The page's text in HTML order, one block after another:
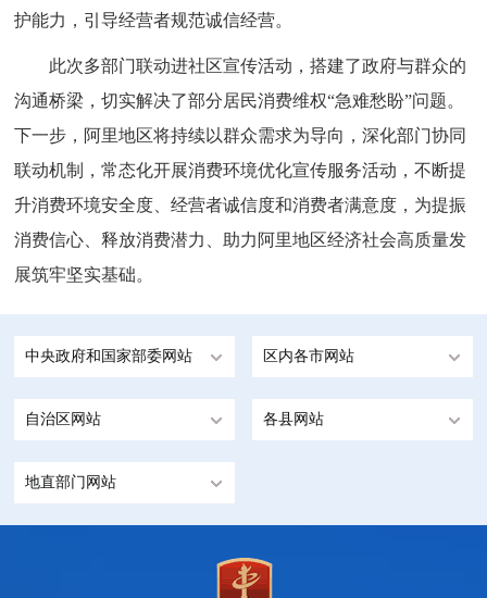
护能力，引导经营者规范诚信经营。
此次多部门联动进社区宣传活动，搭建了政府与群众的
沟通桥梁，切实解决了部分居民消费维权“急难愁盼”问题。
下一步，阿里地区将持续以群众需求为导向，深化部门协同
联动机制，常态化开展消费环境优化宣传服务活动，不断提
升消费环境安全度、经营者诚信度和消费者满意度，为提振
消费信心、释放消费潜力、助力阿里地区经济社会高质量发
展筑牢坚实基础。
中央政府和国家部委网站 区内各市网站
自治区网站 各县网站
地直部门网站